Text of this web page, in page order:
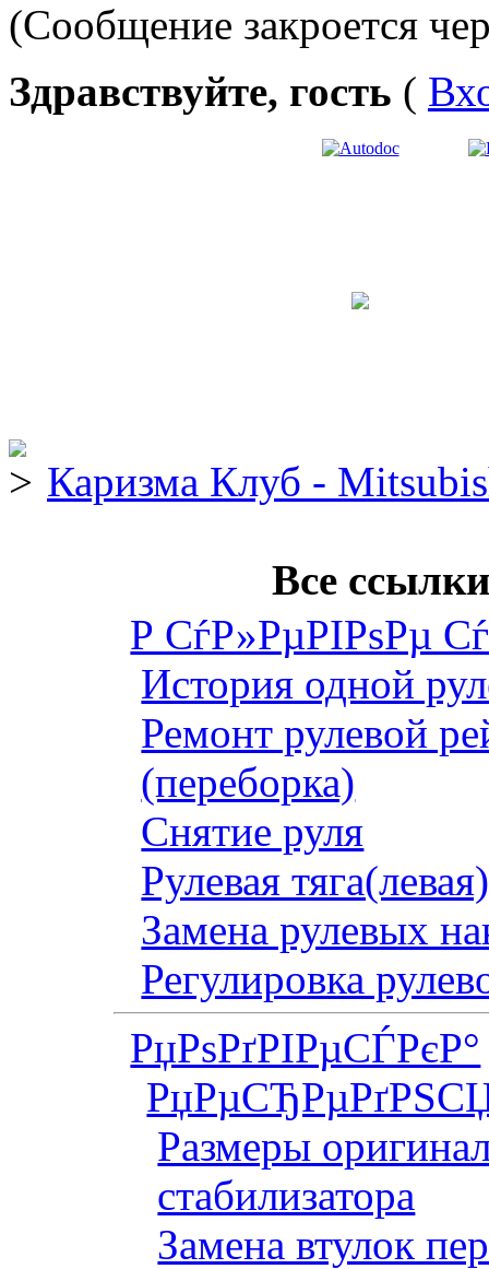
(Сообщение закроется
Здравствуйте, гость (
Каризма Клуб -
Все
Р СѓР»РµРІРѕРµ
История одной
Ремонт рулевой
(переборка)
Снятие руля
Рулевая
Замена рулевых
Регулировка
РџРѕРґРІРµСЃРєР°
Размеры
стабилизатора
Замена втулок